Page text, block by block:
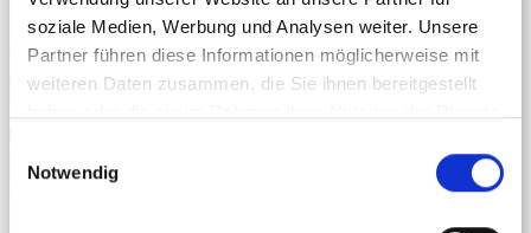
soziale Medien, Werbung und Analysen weiter. Unsere
Partner führen diese Informationen möglicherweise mit
weiteren Daten zusammen, die Sie ihnen bereitgestellt
Notwendig